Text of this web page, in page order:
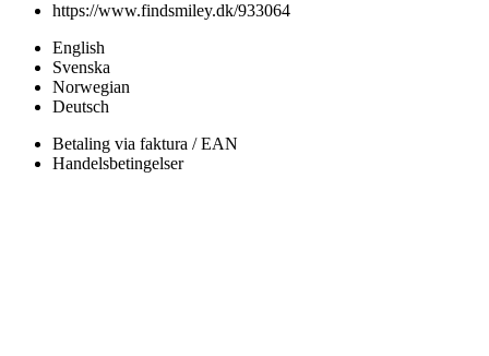
https://www.findsmiley.dk/933064
English
Svenska
Norwegian
Deutsch
Betaling via faktura / EAN
Handelsbetingelser